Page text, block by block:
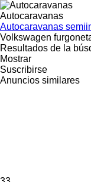
Autocaravanas
Autocaravanas
Volkswagen
Resultados de la
Mostrar
Suscribirse
Anuncios similares